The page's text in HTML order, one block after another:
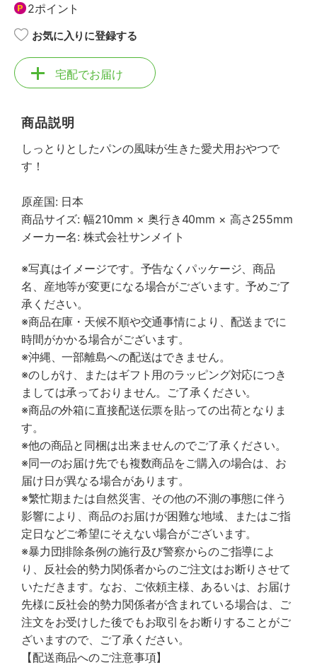
2ポイント
お気に入りに登録する
宅配でお届け
商品説明
しっとりとしたパンの風味が生きた愛犬用おやつで
す！
原産国: 日本
商品サイズ: 幅210mm × 奥行き40mm × 高さ255mm
メーカー名: 株式会社サンメイト
※写真はイメージです。予告なくパッケージ、商品
名、産地等が変更になる場合がございます。予めご了
承ください。
※商品在庫・天候不順や交通事情により、配送までに
時間がかかる場合がございます。
※沖縄、一部離島への配送はできません。
※のしがけ、またはギフト用のラッピング対応につき
ましては承っておりません。ご了承ください。
※商品の外箱に直接配送伝票を貼っての出荷となりま
す。
※他の商品と同梱は出来ませんのでご了承ください。
※同一のお届け先でも複数商品をご購入の場合は、お
届け日が異なる場合があります。
※繁忙期または自然災害、その他の不測の事態に伴う
影響により、商品のお届けが困難な地域、またはご指
定日などご希望にそえない場合がございます。
※暴力団排除条例の施行及び警察からのご指導によ
り、反社会的勢力関係者からのご注文はお断りさせて
いただきます。なお、ご依頼主様、あるいは、お届け
先様に反社会的勢力関係者が含まれている場合は、ご
注文をお受けした後でもお取引をお断りすることがご
ざいますので、ご了承ください。
【配送商品へのご注意事項】